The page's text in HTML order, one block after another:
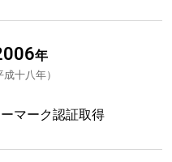
年
成十八年
マーク認証取得